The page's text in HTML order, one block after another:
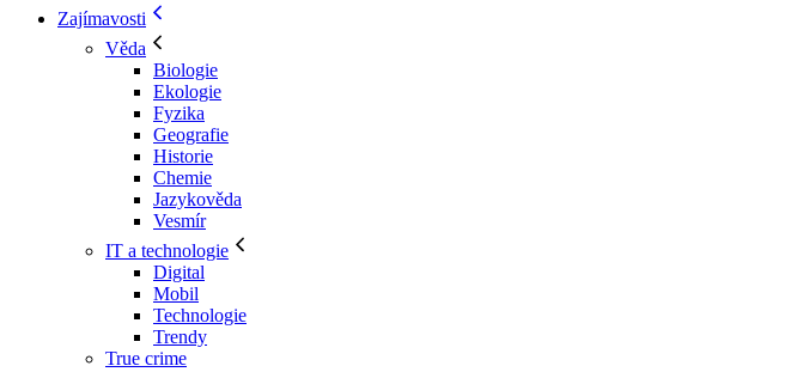
Zajímavosti
Věda
Biologie
Ekologie
Fyzika
Geografie
Historie
Chemie
Jazykověda
Vesmír
IT a technologie
Digital
Mobil
Technologie
Trendy
True crime